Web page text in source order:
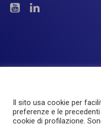
Le Aree I
Il sito usa cookie per
preferenze e le
cookie di profilazione.